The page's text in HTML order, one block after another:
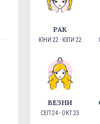
РАК
ЮНИ 22 - ЮЛИ 22
ВЕЗНИ
СЕП 24 - ОКТ 23